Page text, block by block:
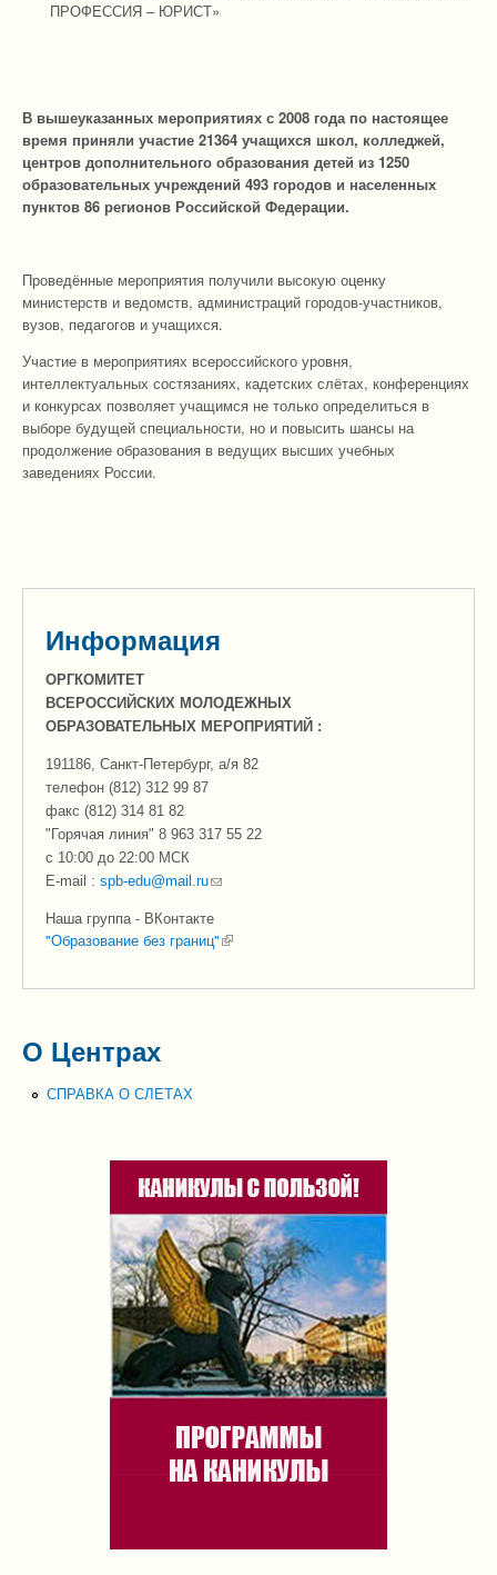
ПРОФЕССИЯ – ЮРИСТ»
В вышеуказанных мероприятиях с 2008 года по настоящее
время приняли участие 21364 учащихся школ, колледжей,
центров дополнительного образования детей из 1250
образовательных учреждений 493 городов и населенных
пунктов 86 регионов Российской Федерации.
Проведённые мероприятия получили высокую оценку
министерств и ведомств, администраций городов-участников,
вузов, педагогов и учащихся.
Участие в мероприятиях всероссийского уровня,
интеллектуальных состязаниях, кадетских слётах, конференциях
и конкурсах позволяет учащимся не только определиться в
выборе будущей специальности, но и повысить шансы на
продолжение образования в ведущих высших учебных
заведениях России.
Информация
ОРГКОМИТЕТ
ВСЕРОССИЙСКИХ МОЛОДЕЖНЫХ
ОБРАЗОВАТЕЛЬНЫХ МЕРОПРИЯТИЙ :
191186, Санкт-Петербург, а/я 82
телефон (812) 312 99 87
факс (812) 314 81 82
"Горячая линия" 8 963 317 55 22
c 10:00 до 22:00 МСК
E-mail : spb-edu@mail.ru(link sends e-mail)
Наша группа - ВКонтакте
"Образование без границ"(link is external)
О Центрах
СПРАВКА О СЛЕТАХ